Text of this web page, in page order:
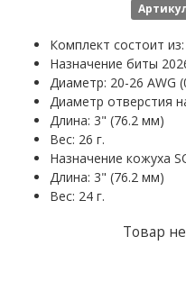
Комплект состоит
Назначение биты
Диаметр: 20-26 AWG
Диаметр отверстия
Длина: 3" (76.2 мм)
Вес: 26 г.
Назначение кожуха
Длина: 3" (76.2 мм)
Вес: 24 г.
Товар